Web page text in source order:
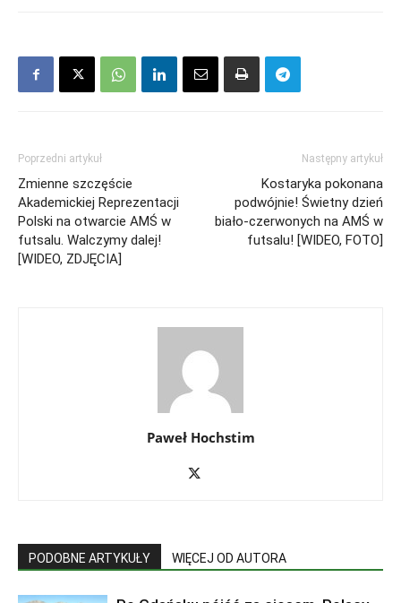
Poprzedni artykuł
Zmienne szczęście
Akademickiej Reprezentacji
Polski na otwarcie AMŚ w
futsalu. Walczymy dalej!
[WIDEO, ZDJĘCIA]
Następny artykuł
Kostaryka pokonana
podwójnie! Świetny dzień
biało-czerwonych na AMŚ w
futsalu! [WIDEO, FOTO]
Paweł Hochstim
PODOBNE ARTYKUŁY WIĘCEJ OD AUTORA